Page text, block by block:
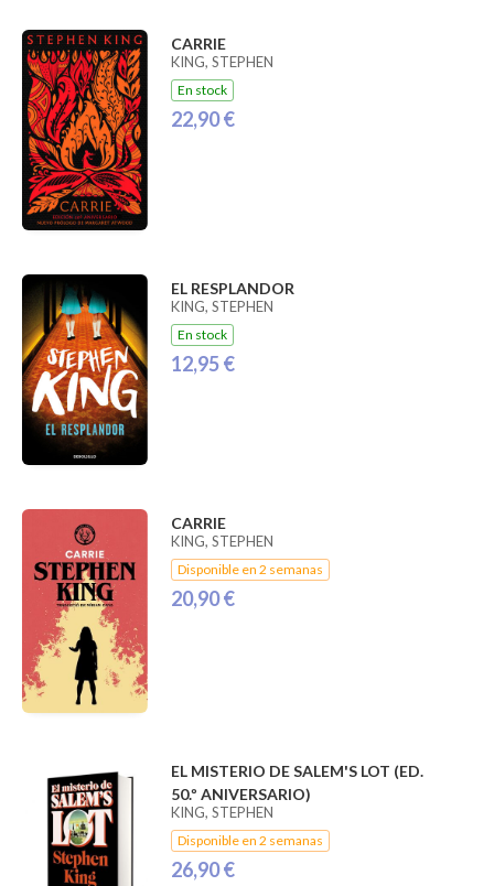
CARRIE
KING, STEPHEN
En stock
22,90 €
EL RESPLANDOR
KING, STEPHEN
En stock
12,95 €
CARRIE
KING, STEPHEN
Disponible en 2 semanas
20,90 €
EL MISTERIO DE SALEM'S LOT (ED.
50.º ANIVERSARIO)
KING, STEPHEN
Disponible en 2 semanas
26,90 €